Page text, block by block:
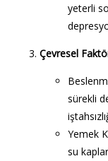
yeterli
Çevresel
sürekli
Yemek
su